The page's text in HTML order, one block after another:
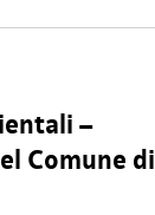
–
Comune di